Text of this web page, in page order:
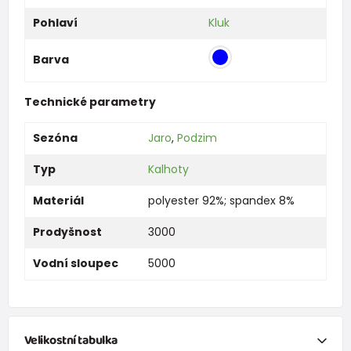
Pohlaví Kluk
Barva
Technické parametry
Sezóna Jaro, Podzim
Typ
Kalhoty
Materiál
polyester 92%; spandex 8%
Prodyšnost
3000
Vodní sloupec
5000
Velikostní tabulka